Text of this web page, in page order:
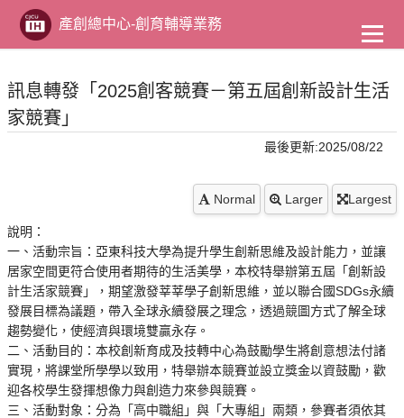
主
要
容
產創總中心-創育輔導業務
訊息轉發「2025創客競賽－第五屆創新設計生活
家競賽」
最後更新:2025/08/22
Normal Larger Largest
說明：
一、活動宗旨：亞東科技大學為提升學生創新思維及設計能力，並讓
居家空間更符合使用者期待的生活美學，本校特舉辦第五屆「創新設
計生活家競賽」，期望激發莘莘學子創新思維，並以聯合國SDGs永續
發展目標為議題，帶入全球永續發展之理念，透過競圖方式了解全球
趨勢變化，使經濟與環境雙贏永存。
二、活動目的：本校創新育成及技轉中心為鼓勵學生將創意想法付諸
實現，將課堂所學學以致用，特舉辦本競賽並設立獎金以資鼓勵，歡
迎各校學生發揮想像力與創造力來參與競賽。
三、活動對象：分為「高中職組」與「大專組」兩類，參賽者須依其